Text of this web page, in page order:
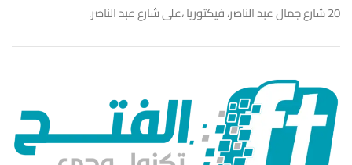
20 شارع جمال عبد الناصر، فيكتوريا ،على شارع عبد الناصر.